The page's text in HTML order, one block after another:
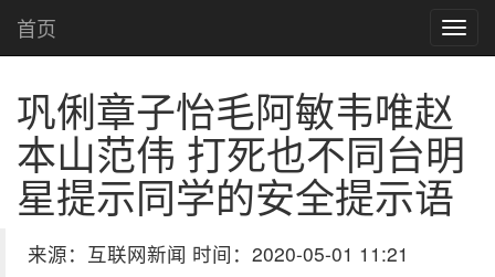
首页
巩俐章子怡毛阿敏韦唯赵
本山范伟 打死也不同台明
星提示同学的安全提示语
来源：互联网新闻 时间：2020-05-01 11:21